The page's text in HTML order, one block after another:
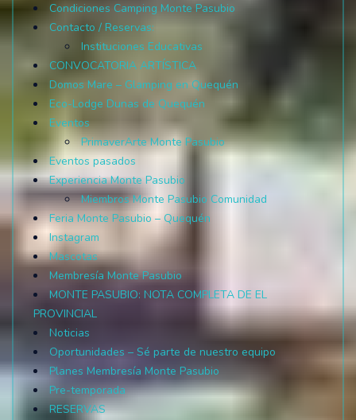
Condiciones Camping Monte Pasubio
Contacto / Reservas:
Instituciones Educativas
CONVOCATORIA ARTÍSTICA
Domos Mare – Glamping en Quequén
Eco-Lodge Dunas de Quequén
Eventos
PrimaverArte Monte Pasubio
Eventos pasados
Experiencia Monte Pasubio
Miembros Monte Pasubio Comunidad
Feria Monte Pasubio – Quequén
Instagram
Mascotas
Membresía Monte Pasubio
MONTE PASUBIO: NOTA COMPLETA DE EL
PROVINCIAL
Noticias
Oportunidades – Sé parte de nuestro equipo
Planes Membresía Monte Pasubio
Pre-temporada
RESERVAS